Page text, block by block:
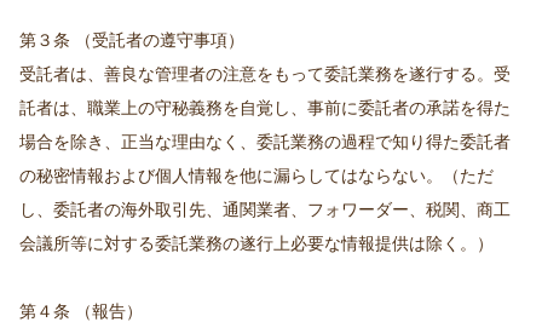
第３条 （受託者の遵守事項）
受託者は、善良な管理者の注意をもって委託業務を遂行する。受
託者は、職業上の守秘義務を自覚し、事前に委託者の承諾を得た
場合を除き、正当な理由なく、委託業務の過程で知り得た委託者
の秘密情報および個人情報を他に漏らしてはならない。（ただ
し、委託者の海外取引先、通関業者、フォワーダー、税関、商工
会議所等に対する委託業務の遂行上必要な情報提供は除く。）
第４条 （報告）